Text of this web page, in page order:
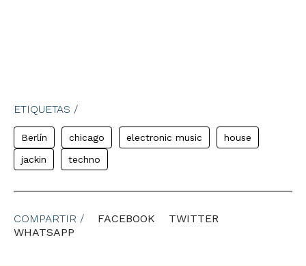
ETIQUETAS /
Berlín chicago electronic music
house
jackin
techno
COMPARTIR / FACEBOOK
TWITTER
WHATSAPP